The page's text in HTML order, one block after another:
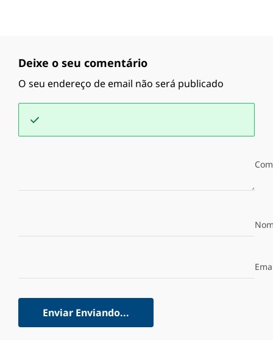
Deixe o seu comentário
O seu endereço de email não será publicado
Enviar Enviando...